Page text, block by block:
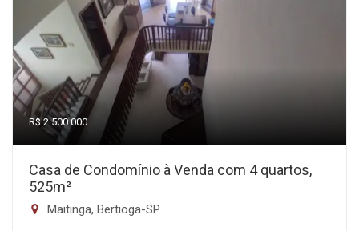
R$ 2.500.000
Casa de Condomínio à Venda com 4 quartos,
525m²
Maitinga, Bertioga-SP